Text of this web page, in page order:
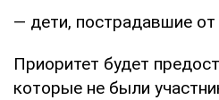
— дети, пострадавшие
Приоритет будет
которые не были